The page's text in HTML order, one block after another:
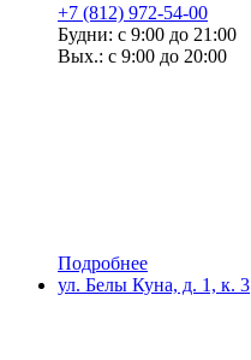
+7 (812) 972-54-00
Будни: с 9:00 до 21:00
Вых.: с 9:00 до 20:00
Подробнее
ул. Белы Куна, д. 1, к. 3